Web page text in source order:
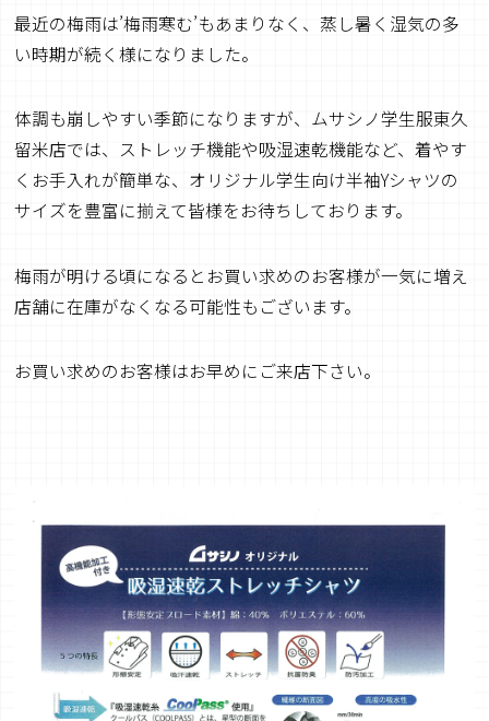
最近の梅雨は’梅雨寒む’もあまりなく、蒸し暑く湿気の多
い時期が続く様になりました。
体調も崩しやすい季節になりますが、ムサシノ学生服東久
留米店では、ストレッチ機能や吸湿速乾機能など、着やす
くお手入れが簡単な、オリジナル学生向け半袖Yシャツの
サイズを豊富に揃えて皆様をお待ちしております。
梅雨が明ける頃になるとお買い求めのお客様が一気に増え
店舗に在庫がなくなる可能性もございます。
お買い求めのお客様はお早めにご来店下さい。